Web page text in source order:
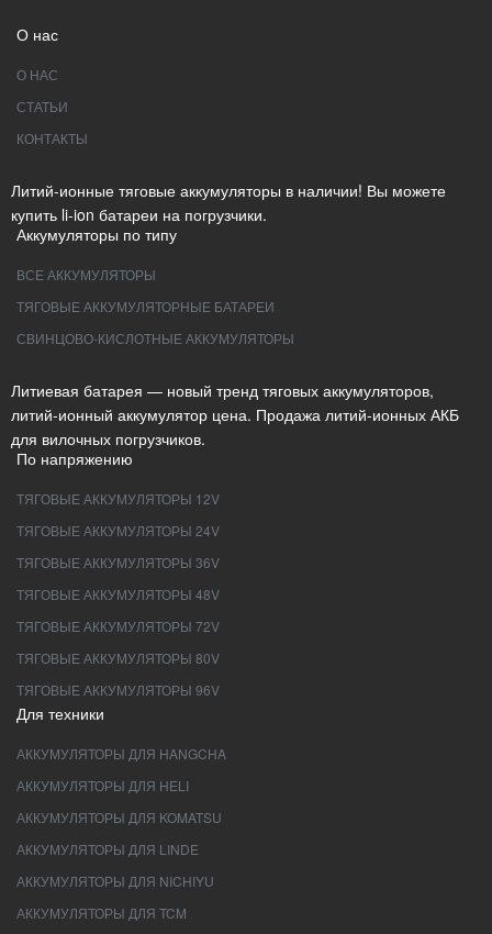
О нас
О НАС
СТАТЬИ
КОНТАКТЫ
Литий-ионные тяговые аккумуляторы в наличии! Вы можете
купить li-ion батареи на погрузчики.
Аккумуляторы по типу
ВСЕ АККУМУЛЯТОРЫ
ТЯГОВЫЕ АККУМУЛЯТОРНЫЕ БАТАРЕИ
СВИНЦОВО-КИСЛОТНЫЕ АККУМУЛЯТОРЫ
Литиевая батарея — новый тренд тяговых аккумуляторов,
литий-ионный аккумулятор цена. Продажа литий-ионных АКБ
для вилочных погрузчиков.
По напряжению
ТЯГОВЫЕ АККУМУЛЯТОРЫ 12V
ТЯГОВЫЕ АККУМУЛЯТОРЫ 24V
ТЯГОВЫЕ АККУМУЛЯТОРЫ 36V
ТЯГОВЫЕ АККУМУЛЯТОРЫ 48V
ТЯГОВЫЕ АККУМУЛЯТОРЫ 72V
ТЯГОВЫЕ АККУМУЛЯТОРЫ 80V
ТЯГОВЫЕ АККУМУЛЯТОРЫ 96V
Для техники
АККУМУЛЯТОРЫ ДЛЯ HANGCHA
АККУМУЛЯТОРЫ ДЛЯ HELI
АККУМУЛЯТОРЫ ДЛЯ KOMATSU
АККУМУЛЯТОРЫ ДЛЯ LINDE
АККУМУЛЯТОРЫ ДЛЯ NICHIYU
АККУМУЛЯТОРЫ ДЛЯ TCM